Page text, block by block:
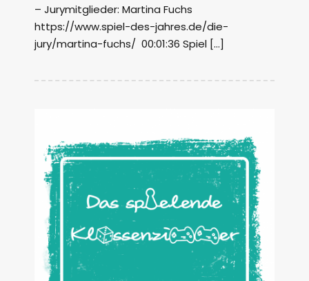
– Jurymitglieder: Martina Fuchs
https://www.spiel-des-jahres.de/die-
jury/martina-fuchs/ 00:01:36 Spiel […]